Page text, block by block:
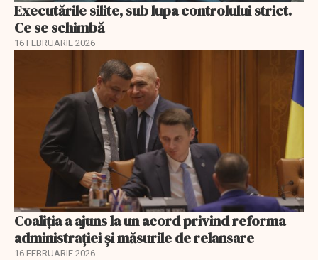
Executările silite, sub lupa controlului strict.
Ce se schimbă
16 FEBRUARIE 2026
Coaliția a ajuns la un acord privind reforma
administrației și măsurile de relansare
16 FEBRUARIE 2026